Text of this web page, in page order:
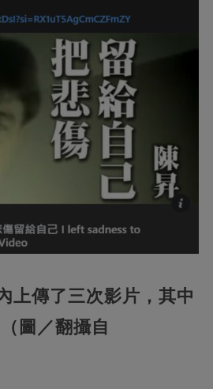
上傳了三次影片，其中
圖／翻攝自